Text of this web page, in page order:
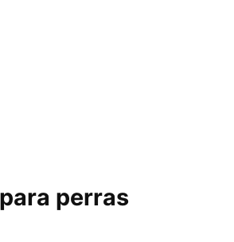
perras